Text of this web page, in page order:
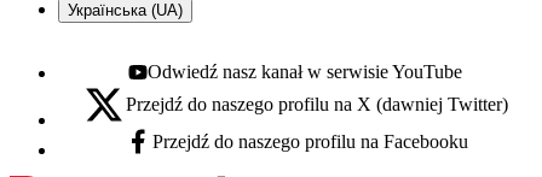
Українська (UA)
Youtube - otwiera się w nowej karcie
Odwiedź nasz kanał w serwisie YouTube
X - otwiera się w nowej karcie
Przejdź do naszego profilu na X (dawniej Twitter)
Facebook - otwiera się w nowej karcie
Przejdź do naszego profilu na Facebooku